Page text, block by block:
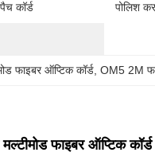
कॉर्ड पोलिश
फाइबर ऑप्टिक कॉर्ड , OM5 2M
फाइबर ऑप्टिक